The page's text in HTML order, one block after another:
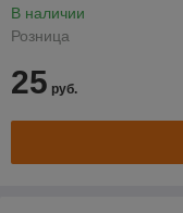
В наличии
Розница
25 руб.